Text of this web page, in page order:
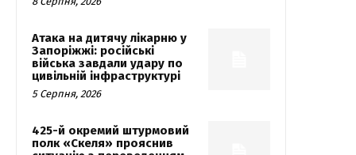
Атака на дитячу лікарню у
Запоріжжі: російські
війська завдали удару по
цивільній інфраструктурі
5 Серпня, 2026
425-й окремий штурмовий
полк «Скеля» прояснив